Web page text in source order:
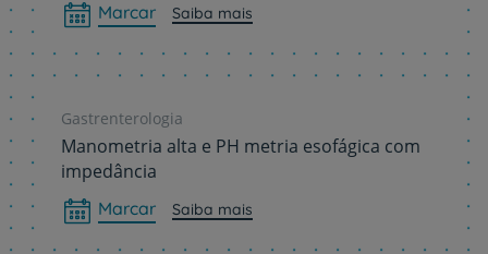
Marcar Saiba mais
Gastrenterologia
Manometria alta e PH metria esofágica com
impedância
Marcar Saiba mais